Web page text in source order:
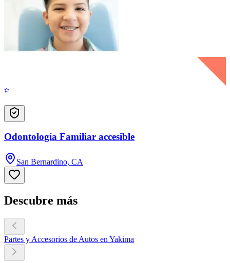
Odontología Familiar accesible
San Bernardino, CA
Descubre más
Partes y Accesorios de Autos en Yakima